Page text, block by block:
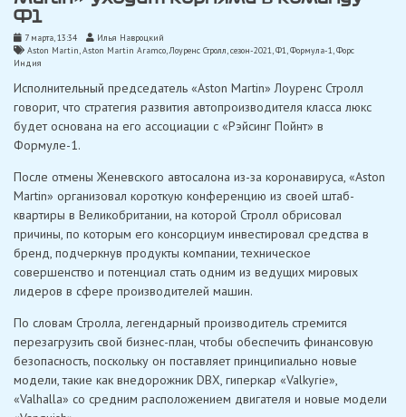
Ф1
7 марта, 13:34
Илья Навроцкий
Aston Martin,Aston Martin Aramco,Лоуренс Стролл,сезон-2021,Ф1,Формула-1,Форс
Индия
Исполнительный председатель «Aston Martin» Лоуренс Стролл
говорит, что стратегия развития автопроизводителя класса люкс
будет основана на его ассоциации с «Рэйсинг Пойнт» в
Формуле-1.
После отмены Женевского автосалона из-за коронавируса, «Aston
Martin» организовал короткую конференцию из своей штаб-
квартиры в Великобритании, на которой Стролл обрисовал
причины, по которым его консорциум инвестировал средства в
бренд, подчеркнув продукты компании, техническое
совершенство и потенциал стать одним из ведущих мировых
лидеров в сфере производителей машин.
По словам Стролла, легендарный производитель стремится
перезагрузить свой бизнес-план, чтобы обеспечить финансовую
безопасность, поскольку он поставляет принципиально новые
модели, такие как внедорожник DBX, гиперкар «Valkyrie»,
«Valhalla» со средним расположением двигателя и новые модели